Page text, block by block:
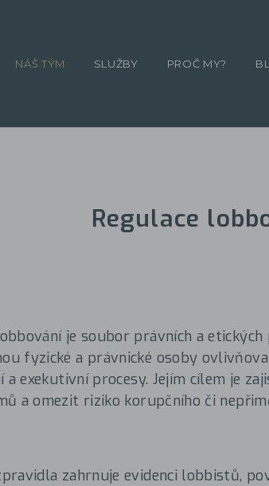
Regulace
je soubor právních a
fyzické a právnické osoby
a exekutivní procesy. Jejím cílem je
a omezit riziko korupčního či
zahrnuje evidenci lobbistů,
NÁŠ TÝM SLUŽBY PROČ MY?